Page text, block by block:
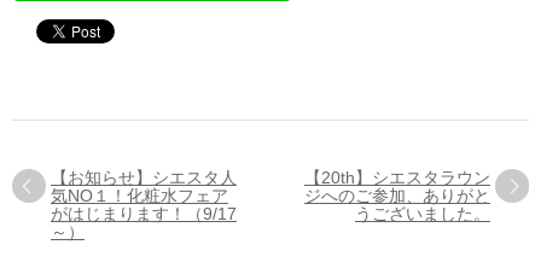
【お知らせ】シエスタ人
気NO１！化粧水フェア
がはじまります！（9/17
～）
【20th】シエスタラウン
ジへのご参加、ありがと
うございました。